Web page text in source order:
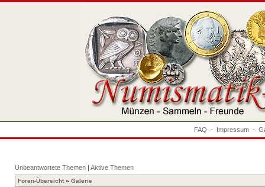
FAQ - Impressum -
Unbeantwortete Themen | Aktive Themen
Foren-Übersicht » Galerie